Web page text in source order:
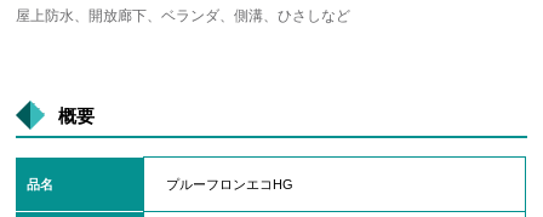
屋上防水、開放廊下、ベランダ、側溝、ひさしなど
概要
品名 プルーフロンエコHG